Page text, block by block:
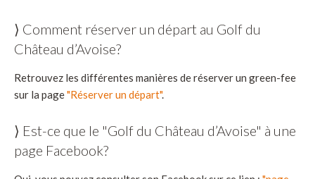
⟩ Comment réserver un départ au Golf du
Château d’Avoise?
Retrouvez les différentes manières de réserver un green-fee
sur la page"Réserver un départ".
⟩ Est-ce que le "Golf du Château d’Avoise" à une
page Facebook?